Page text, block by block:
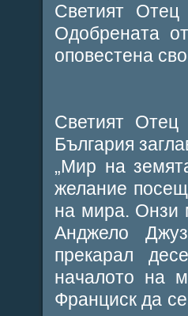
Светият
Одобрената
оповестена
Светият
България
„Мир на
желание
на мира. Онзи
Анджело
прекарал
началото на
Франциск да